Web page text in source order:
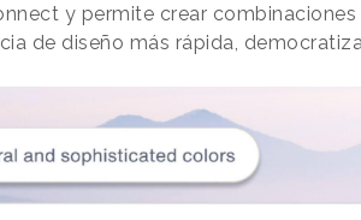
y permite crear
de diseño más rápida,